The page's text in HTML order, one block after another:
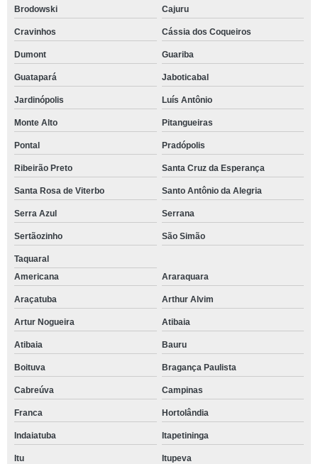
Brodowski Cajuru
Cravinhos Cássia dos Coqueiros
Dumont Guariba
Guatapará Jaboticabal
Jardinópolis Luís Antônio
Monte Alto Pitangueiras
Pontal Pradópolis
Ribeirão Preto Santa Cruz da Esperança
Santa Rosa de Viterbo Santo Antônio da Alegria
Serra Azul Serrana
Sertãozinho São Simão
Taquaral
Americana
Araraquara
Araçatuba Arthur Alvim
Artur Nogueira Atibaia
Atibaia Bauru
Boituva Bragança Paulista
Cabreúva Campinas
Franca Hortolândia
Indaiatuba Itapetininga
Itu Itupeva